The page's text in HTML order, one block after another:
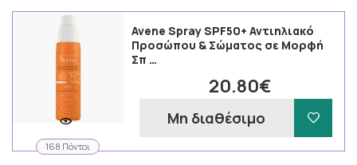
168 Πόντοι
Avene Spray SPF50+ Αντιηλιακό
Προσώπου & Σώματος σε Μορφή
Σπ …
20.80€
Μη διαθέσιμο